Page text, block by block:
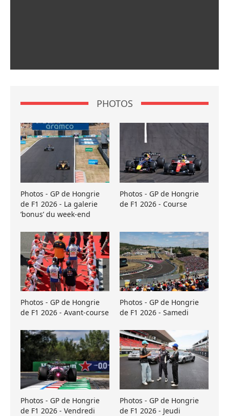
PHOTOS
Photos - GP de Hongrie
de F1 2026 - La galerie
’bonus’ du week-end
Photos - GP de Hongrie
de F1 2026 - Course
Photos - GP de Hongrie
de F1 2026 - Avant-course
Photos - GP de Hongrie
de F1 2026 - Samedi
Photos - GP de Hongrie
de F1 2026 - Vendredi
Photos - GP de Hongrie
de F1 2026 - Jeudi